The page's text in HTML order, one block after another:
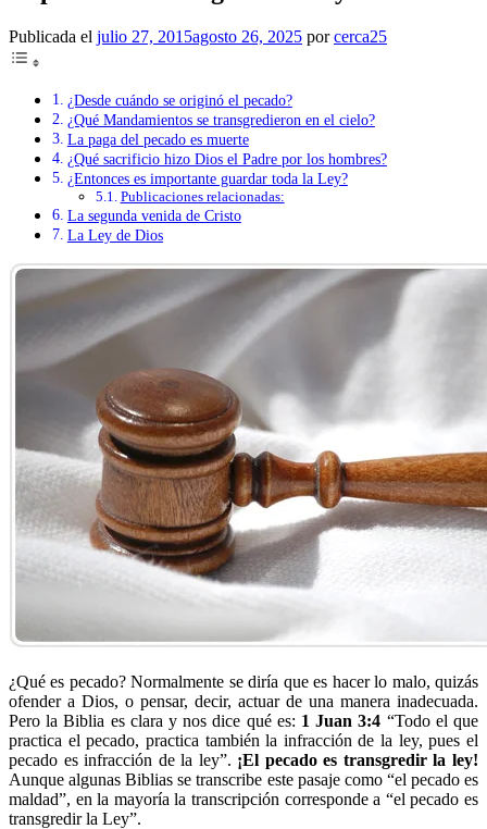
Publicada el julio 27, 2015agosto 26, 2025 porcerca25
¿Desde cuándo se originó el pecado?
¿Qué Mandamientos se transgredieron en el cielo?
La paga del pecado es muerte
¿Qué sacrificio hizo Dios el Padre por los hombres?
¿Entonces es importante guardar toda la Ley?
Publicaciones relacionadas:
La segunda venida de Cristo
La Ley de Dios
¿Qué es pecado? Normalmente se diría que es hacer lo malo, quizás
ofender a Dios, o pensar, decir, actuar de una manera inadecuada.
Pero la Biblia es clara y nos dice qué es: 1 Juan 3:4 “Todo el que
practica el pecado, practica también la infracción de la ley, pues el
pecado es infracción de la ley”. ¡El pecado es transgredir la ley!
Aunque algunas Biblias se transcribe este pasaje como “el pecado es
maldad”, en la mayoría la transcripción corresponde a “el pecado es
transgredir la Ley”.